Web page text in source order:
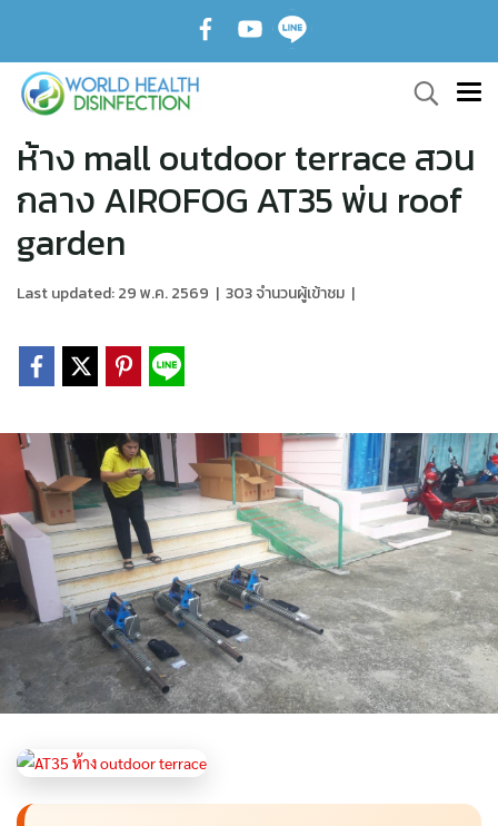
ห้าง mall outdoor terrace สวน
กลาง AIROFOG AT35 พ่น roof
garden
Last updated: 29 พ.ค. 2569 | 303 จำนวนผู้เข้าชม |